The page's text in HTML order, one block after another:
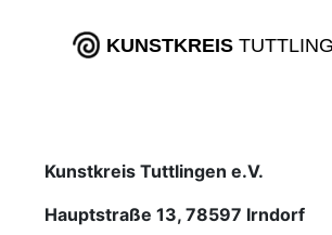
KUNSTKREIS
Kunstkreis Tuttlingen e.V.
Hauptstraße 13, 78597 Irndorf